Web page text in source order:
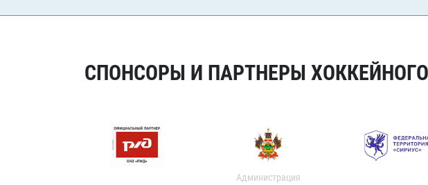
СПОНСОРЫ И ПАРТНЕРЫ ХОККЕЙНОГО
Администрация